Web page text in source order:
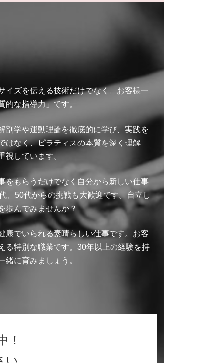
イズを伝える技術だけでなく、お客様一
な指導力」です。
剖学や運動理論を徹底的に学び、実践を
はなく、ピラティスの本質を深く理解
視しています。
をもらうだけでなく自分から新しい仕事
、50代からの挑戦も大歓迎です。自立し
歩んでみませんか？
康でいられる素晴らしい仕事です。お客
る特別な職業です。30年以上の経験を持
に育みましょう。
！
い